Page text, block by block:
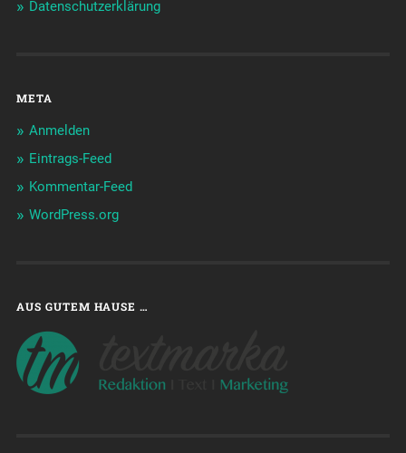
Datenschutzerklärung
META
Anmelden
Eintrags-Feed
Kommentar-Feed
WordPress.org
AUS GUTEM HAUSE …